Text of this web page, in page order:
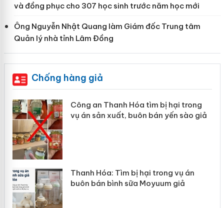
và đồng phục cho 307 học sinh trước năm học mới
Ông Nguyễn Nhật Quang làm Giám đốc Trung tâm
Quản lý nhà tỉnh Lâm Đồng
Chống hàng giả
hại trong
yến sào giả
vụ án
giả
Lào Cai xử lý 83 vụ vi phạm
mại trong tháng 7
Hưng Yên: Xử lý 6 hộ kinh
hàng giả mạo nhãn hiệu